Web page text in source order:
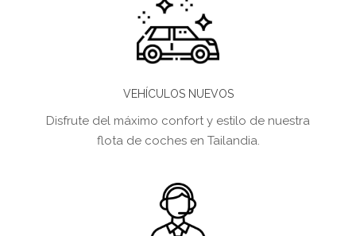
VEHÍCULOS NUEVOS
Disfrute del máximo confort y estilo de nuestra
flota de coches en Tailandia.